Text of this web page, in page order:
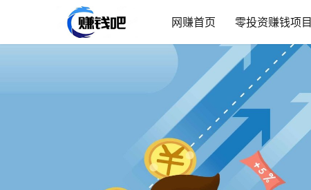
网赚首页 零投资赚钱项目